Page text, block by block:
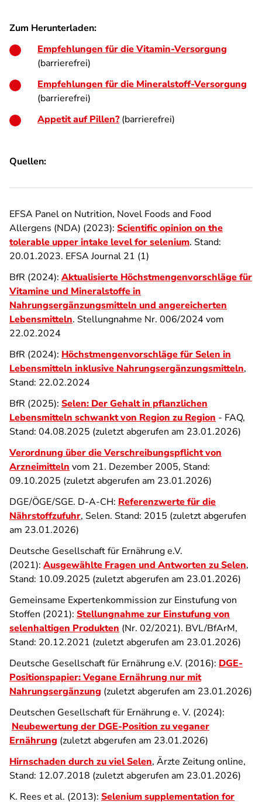
Zum Herunterladen:
Empfehlungen für die Vitamin-Versorgung
(barrierefrei)
Empfehlungen für die Mineralstoff-Versorgung
(barrierefrei)
Appetit auf Pillen?(barrierefrei)
Quellen:
EFSA Panel on Nutrition, Novel Foods and Food
Allergens (NDA) (2023): Scientific opinion on the
tolerable upper intake level for selenium. Stand:
20.01.2023. EFSA Journal 21 (1)
BfR (2024): Aktualisierte Höchstmengenvorschläge für
Vitamine und Mineralstoffe in
Nahrungsergänzungsmitteln und angereicherten
Lebensmitteln. Stellungnahme Nr. 006/2024 vom
22.02.2024
BfR (2024): Höchstmengenvorschläge für Selen in
Lebensmitteln inklusive Nahrungsergänzungsmitteln,
Stand: 22.02.2024
BfR (2025): Selen: Der Gehalt in pflanzlichen
Lebensmitteln schwankt von Region zu Region - FAQ,
Stand: 04.08.2025 (zuletzt abgerufen am 23.01.2026)
Verordnung über die Verschreibungspflicht von
Arzneimitteln vom 21. Dezember 2005, Stand:
09.10.2025 (zuletzt abgerufen am 23.01.2026)
DGE/ÖGE/SGE. D-A-CH: Referenzwerte für die
Nährstoffzufuhr, Selen. Stand: 2015 (zuletzt abgerufen
am 23.01.2026)
Deutsche Gesellschaft für Ernährung e.V.
(2021): Ausgewählte Fragen und Antworten zu Selen,
Stand: 10.09.2025 (zuletzt abgerufen am 23.01.2026)
Gemeinsame Expertenkommission zur Einstufung von
Stoffen (2021): Stellungnahme zur Einstufung von
selenhaltigen Produkten (Nr. 02/2021). BVL/BfArM,
Stand: 20.12.2021 (zuletzt abgerufen am 23.01.2026)
Deutsche Gesellschaft für Ernährung e.V. (2016): DGE-
Positionspapier: Vegane Ernährung nur mit
Nahrungsergänzung (zuletzt abgerufen am 23.01.2026)
Deutschen Gesellschaft für Ernährung e. V. (2024):
Neubewertung der DGE-Position zu veganer
Ernährung (zuletzt abgerufen am 23.01.2026)
Hirnschaden durch zu viel Selen, Ärzte Zeitung online,
Stand: 12.07.2018 (zuletzt abgerufen am 23.01.2026)
K. Rees et al. (2013): Selenium supplementation for